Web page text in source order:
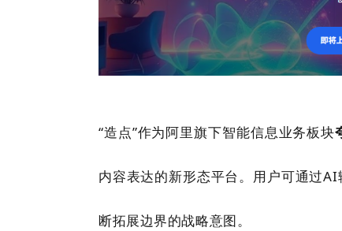
“造点”作为阿里旗下智能信息业务板块
内容表达的新形态平台。用户可通过
断拓展边界的战略意图。